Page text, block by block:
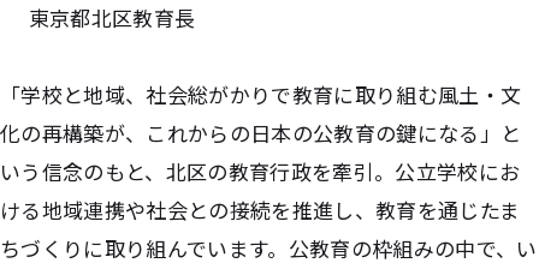
東京都北区教育長
「学校と地域、社会総がかりで教育に取り組む風土・文
化の再構築が、これからの日本の公教育の鍵になる」と
いう信念のもと、北区の教育行政を牽引。公立学校にお
ける地域連携や社会との接続を推進し、教育を通じたま
ちづくりに取り組んでいます。公教育の枠組みの中で、い